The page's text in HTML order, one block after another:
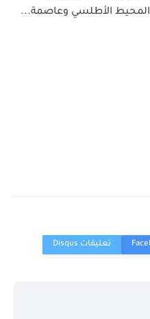
المحيط الأطلسي وعاصمة...